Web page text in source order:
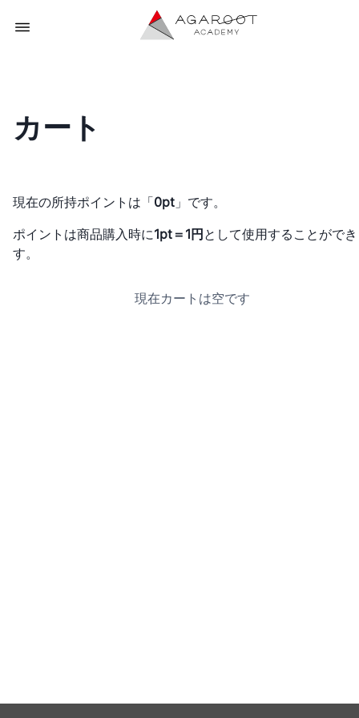
カート
現在の所持ポイントは「0pt 」です。
ポイントは商品購入時に1pt＝1円として使用することがで
す。
現在カートは空です